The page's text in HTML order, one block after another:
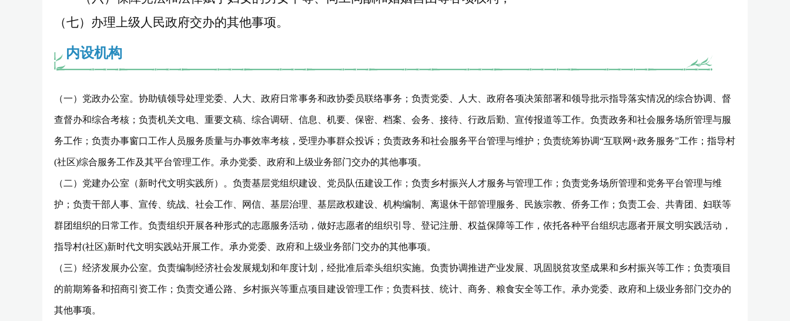
（七）办理上级人民政府交办的其他事项。
内设机构
（一）党政办公室。协助镇领导处理党委、人大、政府日常事务和政协委员联络事务；负责党委、人大、政府各项决策部署和领导批示指导落实情况的综合协调、督
查督办和综合考核；负责机关文电、重要文稿、综合调研、信息、机要、保密、档案、会务、接待、行政后勤、宣传报道等工作。负责政务和社会服务场所管理与服
务工作；负责办事窗口工作人员服务质量与办事效率考核，受理办事群众投诉；负责政务和社会服务平台管理与维护；负责统筹协调“互联网+政务服务”工作；指导村
(社区)综合服务工作及其平台管理工作。承办党委、政府和上级业务部门交办的其他事项。
（二）党建办公室（新时代文明实践所）。负责基层党组织建设、党员队伍建设工作；负责乡村振兴人才服务与管理工作；负责党务场所管理和党务平台管理与维
护；负责干部人事、宣传、统战、社会工作、网信、基层治理、基层政权建设、机构编制、离退休干部管理服务、民族宗教、侨务工作；负责工会、共青团、妇联等
群团组织的日常工作。负责组织开展各种形式的志愿服务活动，做好志愿者的组织引导、登记注册、权益保障等工作，依托各种平台组织志愿者开展文明实践活动，
指导村(社区)新时代文明实践站开展工作。承办党委、政府和上级业务部门交办的其他事项。
（三）经济发展办公室。负责编制经济社会发展规划和年度计划，经批准后牵头组织实施。负责协调推进产业发展、巩固脱贫攻坚成果和乡村振兴等工作；负责项目
的前期筹备和招商引资工作；负责交通公路、乡村振兴等重点项目建设管理工作；负责科技、统计、商务、粮食安全等工作。承办党委、政府和上级业务部门交办的
其他事项。